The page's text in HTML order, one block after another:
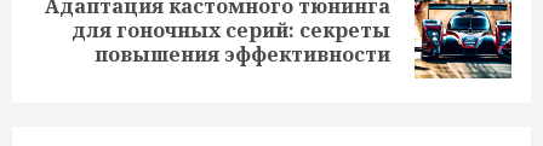
Следующая
запись:
Адаптация кастомного тюнинга
для гоночных серий: секреты
повышения эффективности